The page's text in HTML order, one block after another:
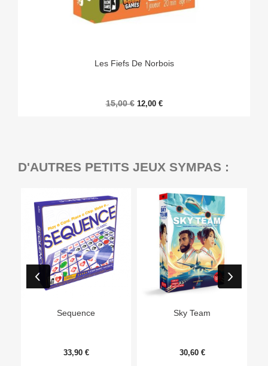
Les Fiefs De Norbois
15,00 € 12,00 €
D'AUTRES PETITS JEUX SYMPAS :
Sequence
33,90 €
Sky Team
30,60 €